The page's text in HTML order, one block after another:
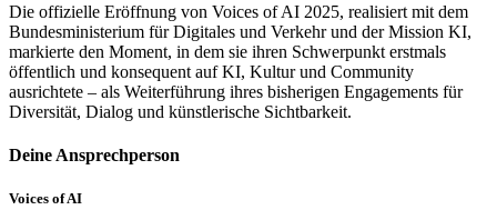
Die offizielle Eröffnung von Voices of AI 2025, realisiert mit dem
Bundesministerium für Digitales und Verkehr und der Mission KI,
markierte den Moment, in dem sie ihren Schwerpunkt erstmals
öffentlich und konsequent auf KI, Kultur und Community
ausrichtete – als Weiterführung ihres bisherigen Engagements für
Diversität, Dialog und künstlerische Sichtbarkeit.
Deine Ansprechperson
Voices of AI